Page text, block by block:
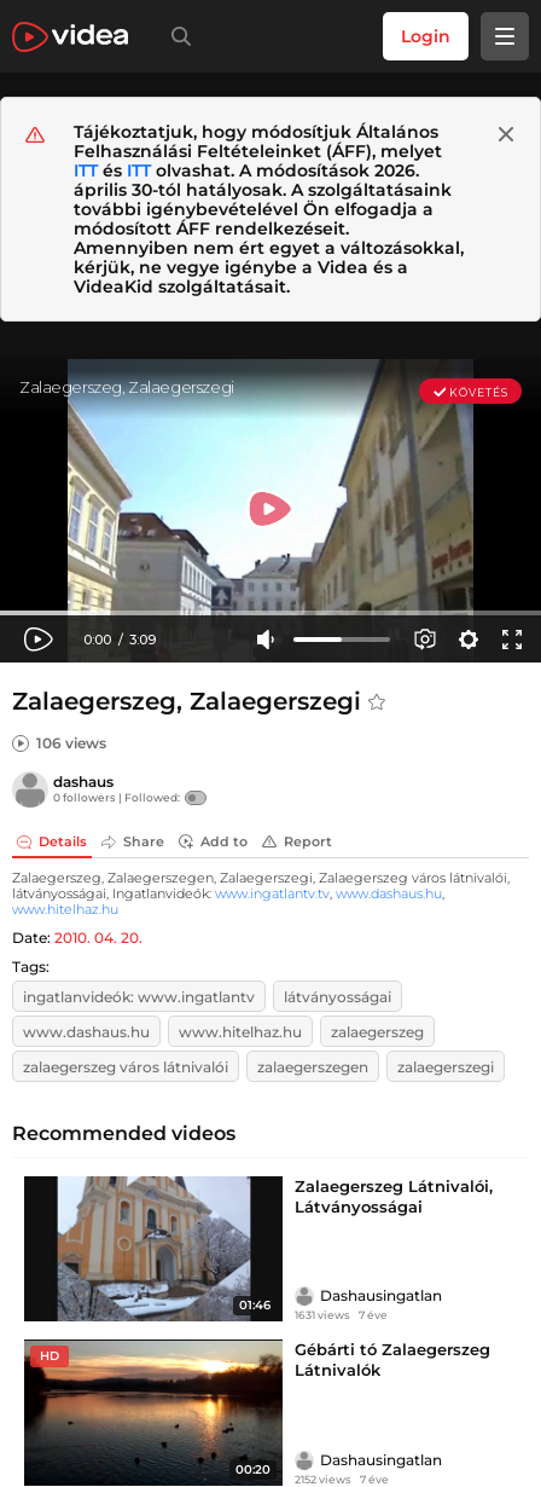
Login
Tájékoztatjuk, hogy módosítjuk Általános
Felhasználási Feltételeinket (ÁFF), melyet
ITTés ITTolvashat. A módosítások 2026.
április 30-tól hatályosak. A szolgáltatásaink
további igénybevételével Ön elfogadja a
módosított ÁFF rendelkezéseit.
Amennyiben nem ért egyet a változásokkal,
kérjük, ne vegye igénybe a Videa és a
VideaKid szolgáltatásait.
Zalaegerszeg, Zalaegerszegi
106 views
dashaus
0 followers | Followed:
Details Share Add to Report
Zalaegerszeg, Zalaegerszegen, Zalaegerszegi, Zalaegerszeg város látnivalói,
látványosságai, Ingatlanvideók: www.ingatlantv.tv, www.dashaus.hu,
www.hitelhaz.hu
Date: 2010. 04. 20.
Tags:
ingatlanvideók: www.ingatlantv
látványosságai
www.dashaus.hu
www.hitelhaz.hu
zalaegerszeg
zalaegerszeg város látnivalói
zalaegerszegen zalaegerszegi
Recommended videos
01:46
Zalaegerszeg Látnivalói,
Látványosságai
Dashausingatlan
1631 views 7 éve
HD
00:20
Gébárti tó Zalaegerszeg
Látnivalók
Dashausingatlan
2152 views 7 éve